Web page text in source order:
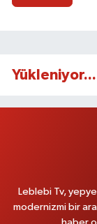
Yükleniyor...
Leblebi Tv,
modernizmi bir